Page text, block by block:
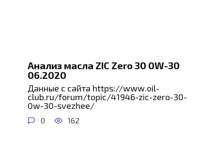
Анализ масла ZIC Zero 30 0W-30
06.2020
Данные с сайта https://www.oil-
club.ru/forum/topic/41946-zic-zero-30-
0w-30-svezhee/
0 162